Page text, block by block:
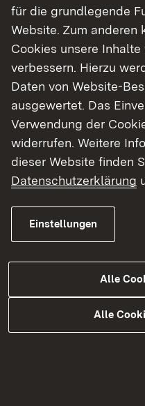
Blinde und
haben von Geburt an
Förderbedürfnisse. Die
bietet hierfür breit
Kinder- und
aber auch Schulen –
Insgesamt ist sie
Sonderpädagogischen
Beratungszentren mit
Fachaufsicht der
dem
durch kostenlose
für die grundlegende
Website. Zum anderen
Cookies unsere
verbessern. Hierzu
Daten von Website-
ausgewertet. Das
Verwendung der
widerrufen. Weitere
dieser Website finden
Datenschutzerklärung
Einstellungen
Alle
Alle